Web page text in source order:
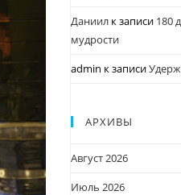
Даниил к записи 180
мудрости
admin к записи
АРХИВЫ
Август 2026
Июль 2026